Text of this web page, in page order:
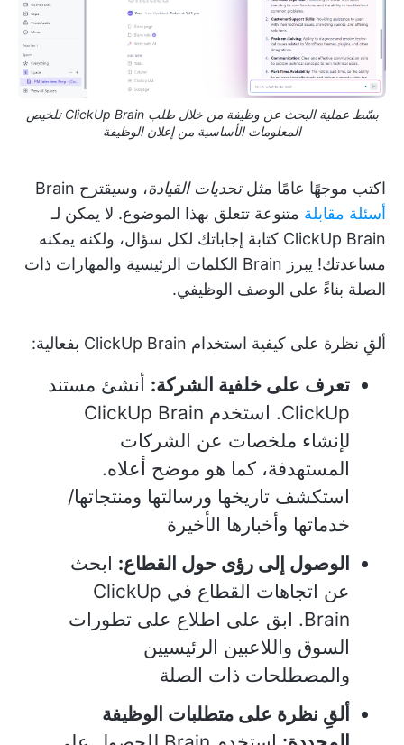
بسّط عملية البحث عن وظيفة من خلال طلب ClickUp Brain تلخيص
المعلومات الأساسية من إعلان الوظيفة
اكتب موجهًا عامًا مثلتحديات القيادة، وسيقترح Brain
أسئلة مقابلة متنوعة تتعلق بهذا الموضوع. لا يمكن لـ
ClickUp Brain كتابة إجاباتك لكل سؤال، ولكنه يمكنه
مساعدتك! يبرز Brain الكلمات الرئيسية والمهارات ذات
الصلة بناءً على الوصف الوظيفي.
ألقِ نظرة على كيفية استخدام ClickUp Brain بفعالية:
تعرف على خلفية الشركة: أنشئ مستند
ClickUp. استخدم ClickUp Brain
لإنشاء ملخصات عن الشركات
المستهدفة، كما هو موضح أعلاه.
استكشف تاريخها ورسالتها ومنتجاتها/
خدماتها وأخبارها الأخيرة
الوصول إلى رؤى حول القطاع: ابحث
عن اتجاهات القطاع في ClickUp
Brain. ابق على اطلاع على تطورات
السوق واللاعبين الرئيسيين
والمصطلحات ذات الصلة
ألقِ نظرة على متطلبات الوظيفة